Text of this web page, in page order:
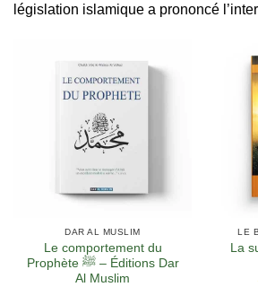
législation islamique a prononcé
DAR AL MUSLIM
Le comportement du
Prophète ﷺ – Éditions Dar
Al Muslim
LE
La